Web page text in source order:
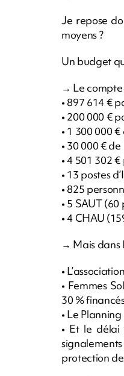
Je repose
moyens ?
Un budget
→ Le
• 897 614 €
• 200 000 €
• 1 300 000
• 30 000 €
• 4 501 302
• 13 postes
• 825
• 5 SAUT (60
• 4 CHAU
→ Mais dans
•
• Femmes
30 %
• Le
• Et le délai
protection